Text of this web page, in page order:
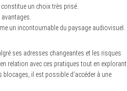
un choix très prisé.
un incontournable du paysage audiovisuel.
ses adresses changeantes et les risques
relation avec ces pratiques tout en explorant
il est possible d’accéder à une